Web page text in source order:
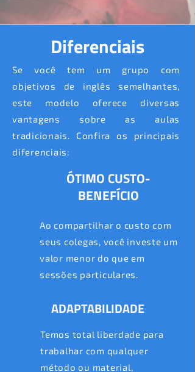
Diferenciais
Se você tem um grupo com
objetivos de inglês semelhantes,
este modelo oferece diversas
vantagens sobre as aulas
tradicionais. Confira os principais
diferenciais:
ÓTIMO CUSTO-
BENEFÍCIO
Ao compartilhar o custo com
seus colegas, você investe um
valor menor do que em
sessões particulares.
ADAPTABILIDADE
Temos total liberdade para
trabalhar com qualquer
método ou material,